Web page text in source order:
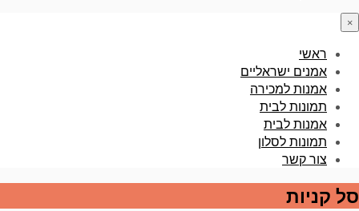
×
ראשי
אמנים ישראליים
אמנות למכירה
תמונות לבית
אמנות לבית
תמונות לסלון
צור קשר
סל קניות